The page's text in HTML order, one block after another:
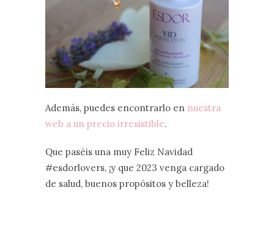
Además, puedes encontrarlo en nuestra
web a un precio irresistible.
Que paséis una muy Feliz Navidad
#esdorlovers, ¡y que 2023 venga cargado
de salud, buenos propósitos y belleza!